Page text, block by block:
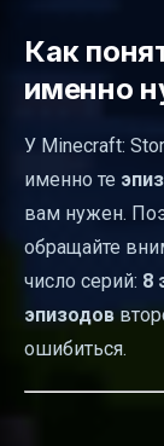
Как
именно
У Minecraft:
именно те
вам нужен.
обращайте
число серий: 8
эпизодов
ошибиться.